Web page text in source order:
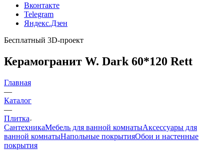
Вконтакте
Telegram
Яндекс.Дзен
Бесплатный 3D-проект
Керамогранит W. Dark 60*120 Rett
Главная
—
Каталог
—
Плитка
СантехникаМебель для ванной комнатыАксессуары для
ванной комнатыНапольные покрытияОбои и настенные
покрытия